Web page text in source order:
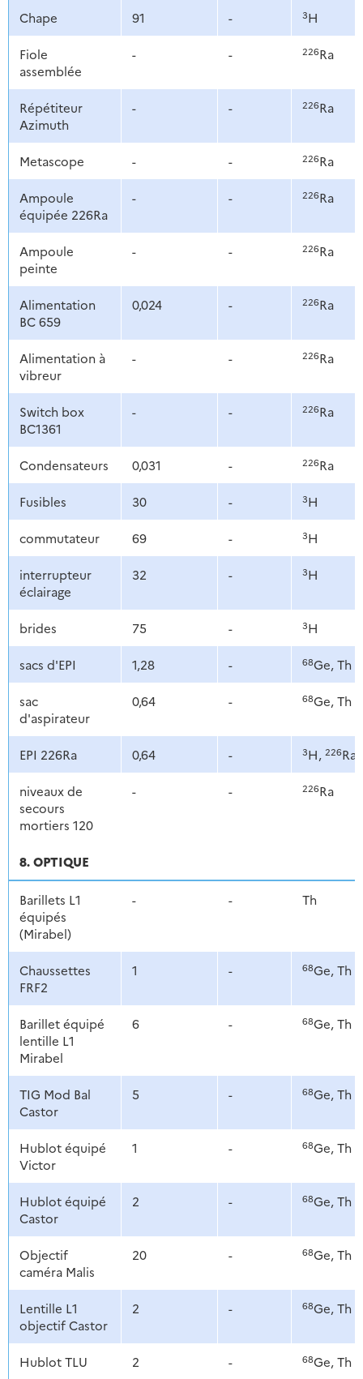
Chape 91 - 3H
Fiole
assemblée
- - 226Ra
Répétiteur
Azimuth
- - 226Ra
Metascope - - 226Ra
Ampoule
équipée 226Ra
- - 226Ra
Ampoule
peinte
- - 226Ra
Alimentation
BC 659
0,024 - 226Ra
Alimentation à
vibreur
- - 226Ra
Switch box
BC1361
- - 226Ra
Condensateurs 0,031 - 226Ra
Fusibles 30 - 3H
commutateur 69 - 3H
interrupteur
éclairage
32 - 3H
brides 75 - 3H
sacs d'EPI 1,28 - 68Ge, Th
sac
d'aspirateur
0,64 - 68Ge, Th
EPI 226Ra 0,64 - 3H, 226Ra
niveaux de
secours
mortiers 120
- - 226Ra
8. OPTIQUE
Barillets L1
équipés
(Mirabel)
- - Th
Chaussettes
FRF2
1 - 68Ge, Th
Barillet équipé
lentille L1
Mirabel
6 - 68Ge, Th
TIG Mod Bal
Castor
5 - 68Ge, Th
Hublot équipé
Victor
1 - 68Ge, Th
Hublot équipé
Castor
2 - 68Ge, Th
Objectif
caméra Malis
20 - 68Ge, Th
Lentille L1
objectif Castor
2 - 68Ge, Th
Hublot TLU 2 - 68Ge, Th